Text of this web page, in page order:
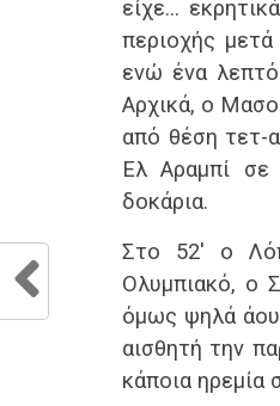
Λαμία
Παναιτωλικός
Τελικό
Λαμία
Βόλος
Τελικό
Λαμία
Παναιτωλικός
Βόλος
Λαμία
Τελικό
Λαμία
ΑΕΚ
Τελικό
είχε…
περιοχής
ενώ ένα λεπτό
Αρχικά, ο
από θέση τετ-
Ελ Αραμπί σε
δοκάρια.
Στο 52′ ο
Ολυμπιακό, ο
όμως ψηλά
αισθητή την
κάποια